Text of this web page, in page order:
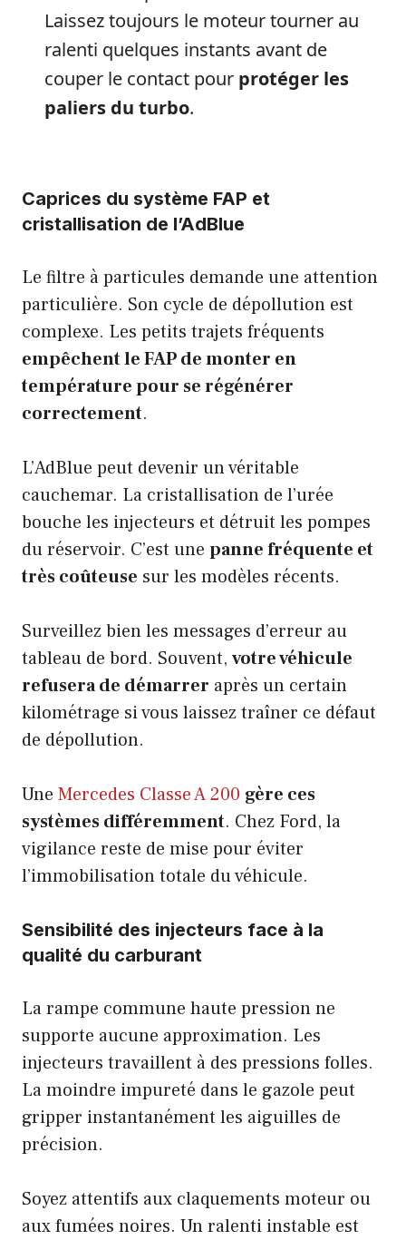
Laissez toujours le moteur tourner au
ralenti quelques instants avant de
couper le contact pour protéger les
paliers du turbo.
Caprices du système FAP et
cristallisation de l’AdBlue
Le filtre à particules demande une attention
particulière. Son cycle de dépollution est
complexe. Les petits trajets fréquents
empêchent le FAP de monter en
température pour se régénérer
correctement.
L’AdBlue peut devenir un véritable
cauchemar. La cristallisation de l’urée
bouche les injecteurs et détruit les pompes
du réservoir. C’est une panne fréquente et
très coûteuse sur les modèles récents.
Surveillez bien les messages d’erreur au
tableau de bord. Souvent, votre véhicule
refusera de démarrer après un certain
kilométrage si vous laissez traîner ce défaut
de dépollution.
Une Mercedes Classe A 200 gère ces
systèmes différemment. Chez Ford, la
vigilance reste de mise pour éviter
l’immobilisation totale du véhicule.
Sensibilité des injecteurs face à la
qualité du carburant
La rampe commune haute pression ne
supporte aucune approximation. Les
injecteurs travaillent à des pressions folles.
La moindre impureté dans le gazole peut
gripper instantanément les aiguilles de
précision.
Soyez attentifs aux claquements moteur ou
aux fumées noires. Un ralenti instable est